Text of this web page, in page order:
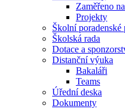
Zaměřeno
Projekty
Školní poradenské
Školská rada
Dotace a
Distanční výuka
Bakaláři
Teams
Úřední deska
Dokumenty